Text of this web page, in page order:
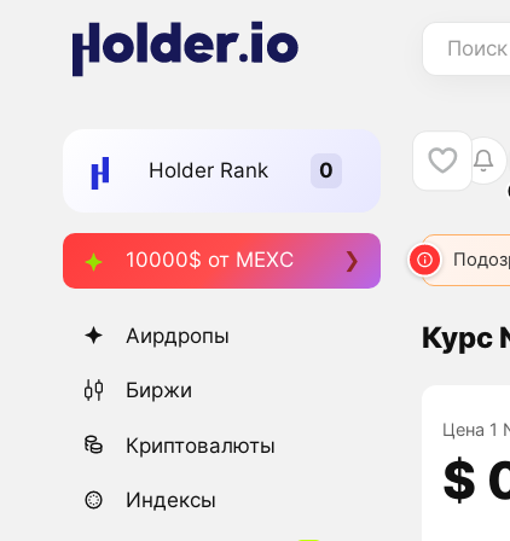
Holder Rank
10000$ от MEXC
Аирдропы
Биржи
Криптовалюты
Индексы
Курс
Цена 1
$